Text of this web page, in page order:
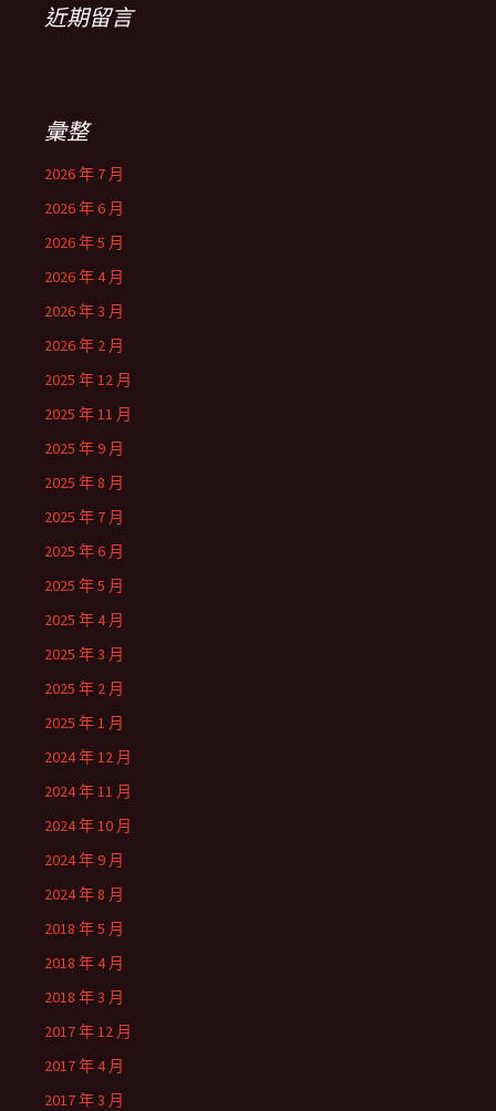
近期留言
彙整
2026 年 7 月
2026 年 6 月
2026 年 5 月
2026 年 4 月
2026 年 3 月
2026 年 2 月
2025 年 12 月
2025 年 11 月
2025 年 9 月
2025 年 8 月
2025 年 7 月
2025 年 6 月
2025 年 5 月
2025 年 4 月
2025 年 3 月
2025 年 2 月
2025 年 1 月
2024 年 12 月
2024 年 11 月
2024 年 10 月
2024 年 9 月
2024 年 8 月
2018 年 5 月
2018 年 4 月
2018 年 3 月
2017 年 12 月
2017 年 4 月
2017 年 3 月